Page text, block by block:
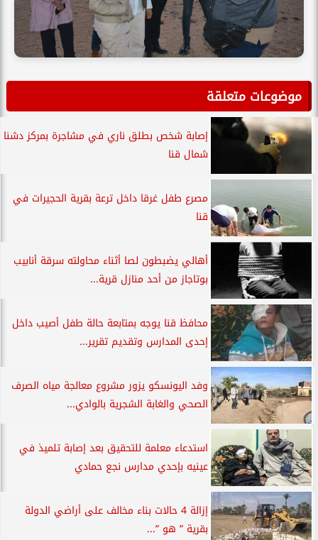
موضوعات متعلقة
إصابة شخص بطلق ناري في مشاجرة بمركز دشنا
شمال قنا
مصرع طفل غرقا داخل ترعة بقرية الحجيرات في
قنا
أهالي يضبطون لصا أثناء محاولته سرقة أنابيب
بوتاجاز من أحد منازل قرية...
محافظ قنا يوجه بمتابعة حالة طفل أصيب داخل
إحدى المدارس وتقديم تقرير...
وفد اليونسكو يزور مشروع معالجة مياه الصرف
الصحي والغابة الشجرية بالوادي...
استدعاء معلمة للتحقيق بعد إصابة تلميذ في
عينيه بإحدي مدارس نجع حمادي
إزالة 4 حالات بناء مخالف على أراضي الدولة
بقرية ” هو ”...